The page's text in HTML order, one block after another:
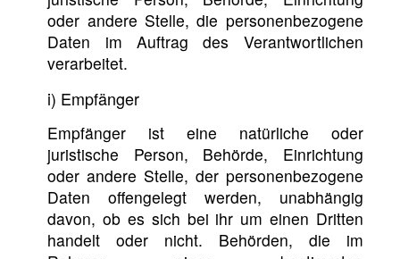
oder andere Stelle, die personenbezogene
Daten im Auftrag des Verantwortlichen
verarbeitet.
i) Empfänger
Empfänger ist eine natürliche oder
juristische Person, Behörde, Einrichtung
oder andere Stelle, der personenbezogene
Daten offengelegt werden, unabhängig
davon, ob es sich bei ihr um einen Dritten
handelt oder nicht. Behörden, die im